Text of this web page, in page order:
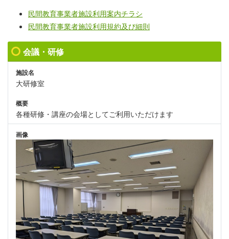
民間教育事業者施設利用案内チラシ
民間教育事業者施設利用規約及び細則
会議・研修
施設名
大研修室
概要
各種研修・講座の会場としてご利用いただけます
画像